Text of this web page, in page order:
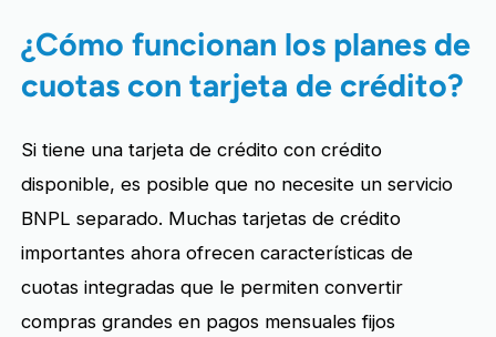
¿Cómo funcionan los planes de
cuotas con tarjeta de crédito?
Si tiene una tarjeta de crédito con crédito
disponible, es posible que no necesite un servicio
BNPL separado. Muchas tarjetas de crédito
importantes ahora ofrecen características de
cuotas integradas que le permiten convertir
compras grandes en pagos mensuales fijos